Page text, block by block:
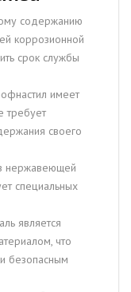
содержанию
коррозионной
срок службы
имеет
требует
своего
нержавеющей
специальных
является
что
безопасным